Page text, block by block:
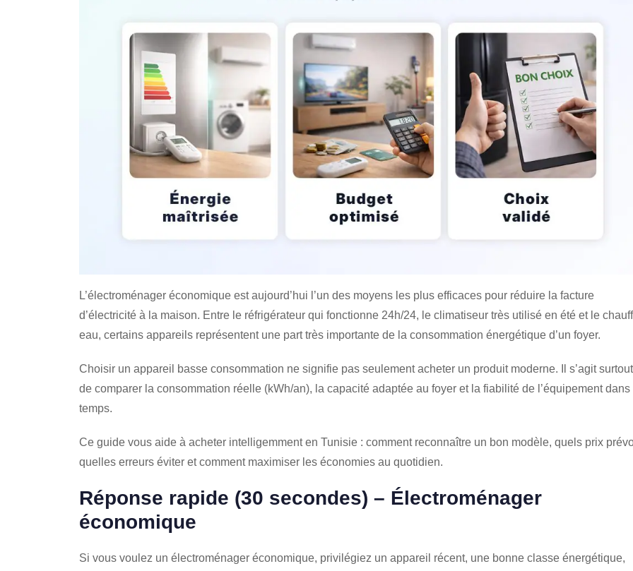
L’électroménager économique est aujourd’hui l’un des moyens les plus efficaces pour réduire la facture
d’électricité à la maison. Entre le réfrigérateur qui fonctionne 24h/24, le climatiseur très utilisé en été et le
eau, certains appareils représentent une part très importante de la consommation énergétique d’un foyer.
Choisir un appareil basse consommation ne signifie pas seulement acheter un produit moderne. Il s’agit surtout
de comparer la consommation réelle (kWh/an), la capacité adaptée au foyer et la fiabilité de l’équipement dans
temps.
Ce guide vous aide à acheter intelligemment en Tunisie : comment reconnaître un bon modèle, quels prix
quelles erreurs éviter et comment maximiser les économies au quotidien.
Réponse rapide (30 secondes) – Électroménager
économique
Si vous voulez un électroménager économique, privilégiez un appareil récent, une bonne classe énergétique,